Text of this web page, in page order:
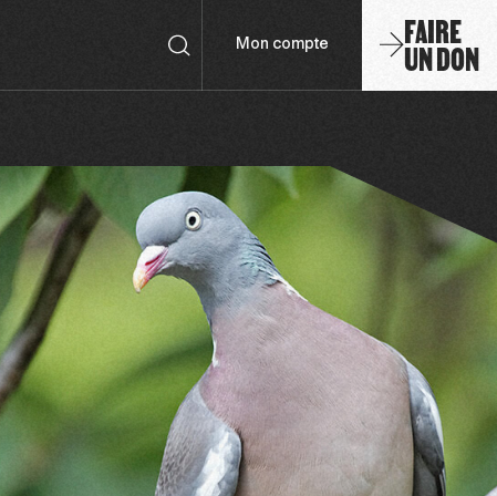
Mon compte FAIRE
UN DON